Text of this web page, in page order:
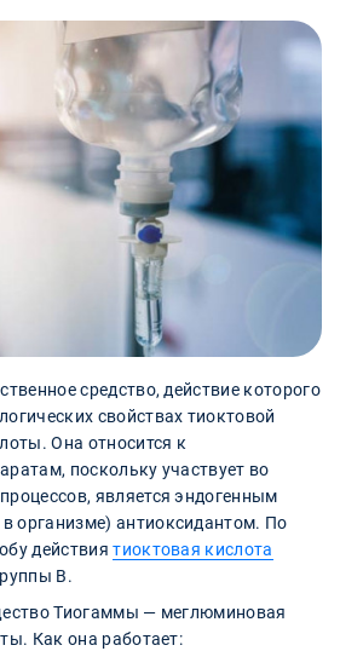
средство, действие которого
свойствах тиоктовой
Она относится к
поскольку участвует во
является эндогенным
организме) антиоксидантом. По
действиятиоктовая кислота
В.
Тиогаммы — меглюминовая
Как она работает: